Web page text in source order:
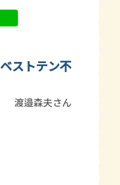
ストテン不
渡邉森夫さん